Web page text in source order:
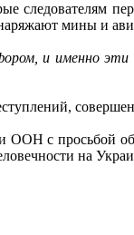
следователям
мины и
и именно эти
с просьбой об
на